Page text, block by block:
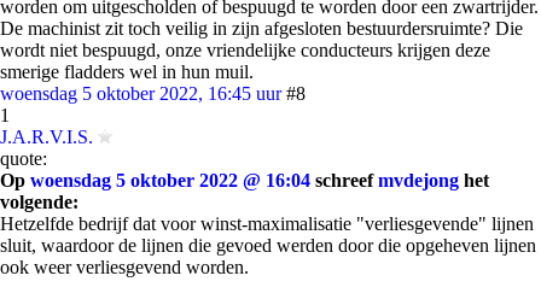
worden om uitgescholden of bespuugd te worden door een zwartrijder.
De machinist zit toch veilig in zijn afgesloten bestuurdersruimte? Die
wordt niet bespuugd, onze vriendelijke conducteurs krijgen deze
smerige fladders wel in hun muil.
woensdag 5 oktober 2022, 16:45 uur #8
1
J.A.R.V.I.S.
quote:
Op woensdag 5 oktober 2022 @ 16:04 schreefmvdejong het
volgende:
Hetzelfde bedrijf dat voor winst-maximalisatie "verliesgevende" lijnen
sluit, waardoor de lijnen die gevoed werden door die opgeheven lijnen
ook weer verliesgevend worden.